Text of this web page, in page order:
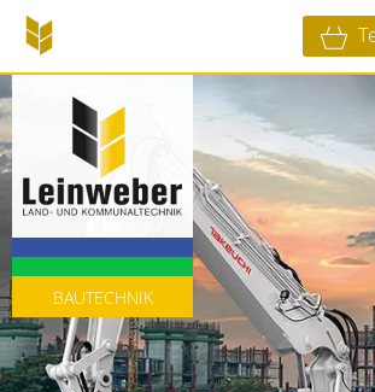
LANDTECHNIK
KOMMUNALTECHNIK
BAUTECHNIK